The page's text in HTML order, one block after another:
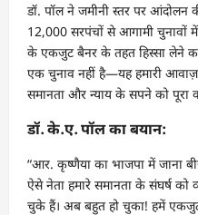
डॉ. पॉल ने जमीनी स्तर पर
12,000 सरपंचों से आगामी चुनावों
के एकजुट बैनर के तहत हिस्सा लेने का
एक चुनाव नहीं है—यह हमारी
समानता और न्याय के सपने को पूरा
डॉ. के.ए. पॉल का बयान:
“आर. कृष्णैया का भाजपा में जाना
ऐसे नेता हमारे समानता के संघर्ष को
चुके हैं। अब बहुत हो चुका! हमें एकजुट